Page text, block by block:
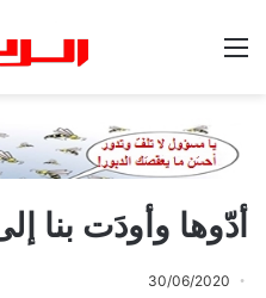
أدّوها وأودَت بنا
30/06/2020